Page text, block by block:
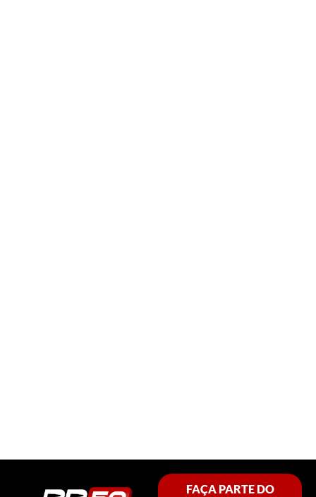
FAÇA PARTE DO